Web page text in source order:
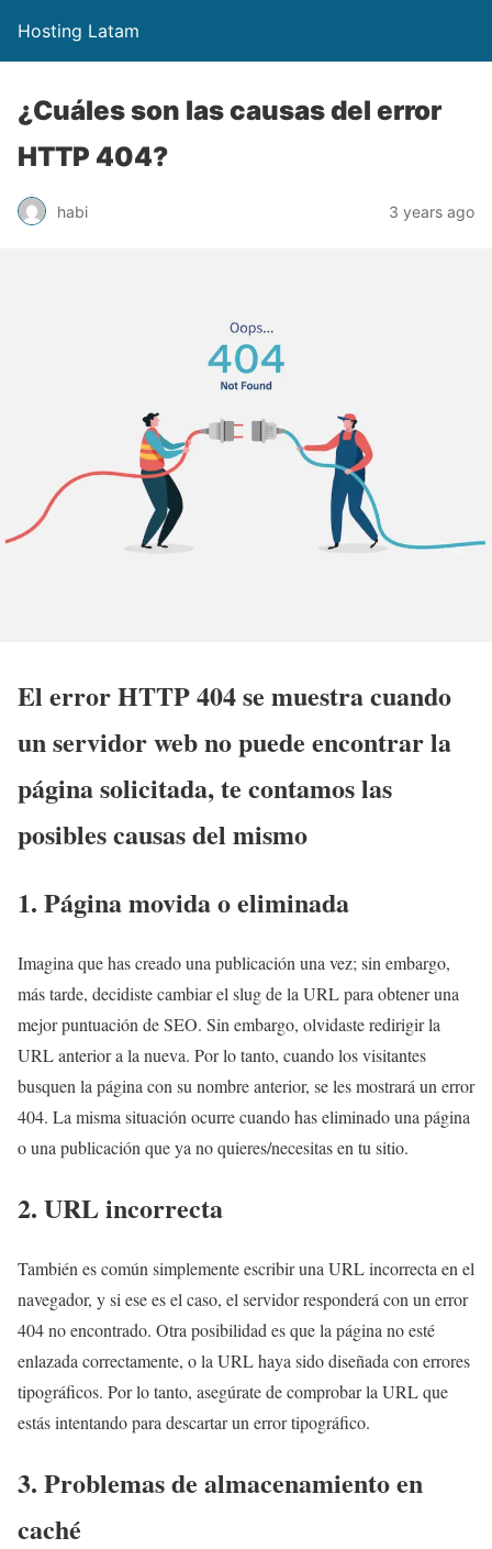
Hosting Latam
¿Cuáles son las causas del error
HTTP 404?
habi 3 years ago
El error HTTP 404 se muestra cuando
un servidor web no puede encontrar la
página solicitada, te contamos las
posibles causas del mismo
1. Página movida o eliminada
Imagina que has creado una publicación una vez; sin embargo,
más tarde, decidiste cambiar el slug de la URL para obtener una
mejor puntuación de SEO. Sin embargo, olvidaste redirigir la
URL anterior a la nueva. Por lo tanto, cuando los visitantes
busquen la página con su nombre anterior, se les mostrará un error
404. La misma situación ocurre cuando has eliminado una página
o una publicación que ya no quieres/necesitas en tu sitio.
2. URL incorrecta
También es común simplemente escribir una URL incorrecta en el
navegador, y si ese es el caso, el servidor responderá con un error
404 no encontrado. Otra posibilidad es que la página no esté
enlazada correctamente, o la URL haya sido diseñada con errores
tipográficos. Por lo tanto, asegúrate de comprobar la URL que
estás intentando para descartar un error tipográfico.
3. Problemas de almacenamiento en
caché